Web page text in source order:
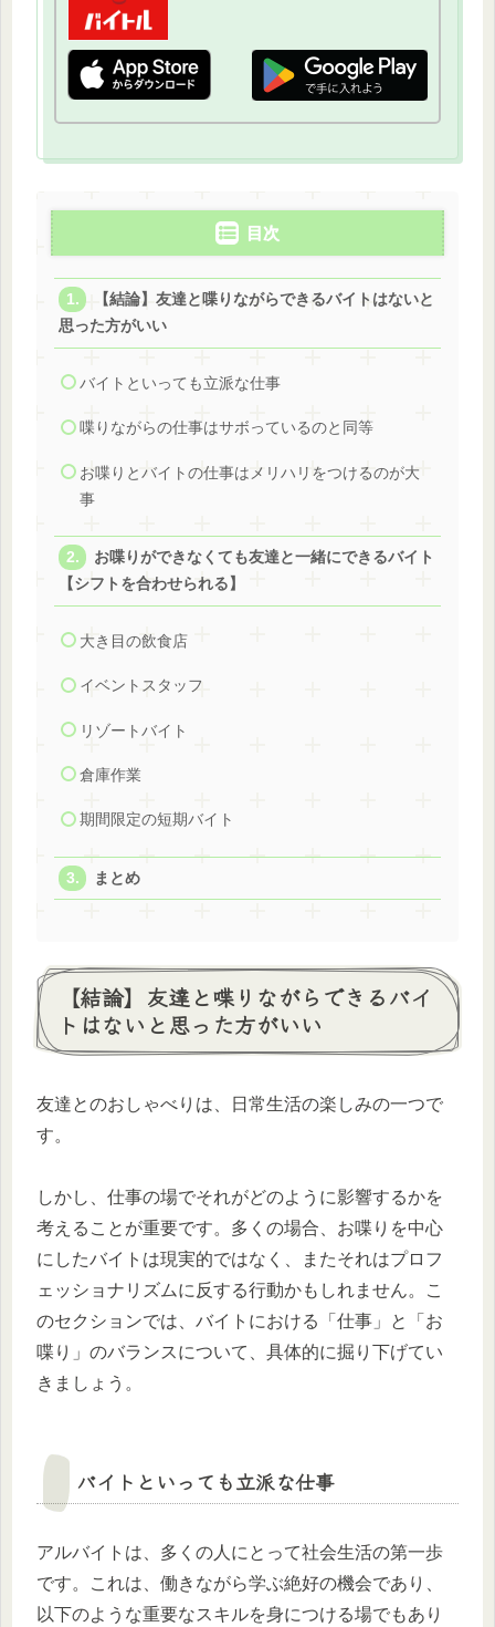
目次
【結論】友達と喋りながらできるバイトはないと
思った方がいい
バイトといっても立派な仕事
喋りながらの仕事はサボっているのと同等
お喋りとバイトの仕事はメリハリをつけるのが大
事
お喋りができなくても友達と一緒にできるバイト
【シフトを合わせられる】
大き目の飲食店
イベントスタッフ
リゾートバイト
倉庫作業
期間限定の短期バイト
まとめ
【結論】友達と喋りながらできるバイ
トはないと思った方がいい
友達とのおしゃべりは、日常生活の楽しみの一つで
す。
しかし、仕事の場でそれがどのように影響するかを
考えることが重要です。多くの場合、お喋りを中心
にしたバイトは現実的ではなく、またそれはプロフ
ェッショナリズムに反する行動かもしれません。こ
のセクションでは、バイトにおける「仕事」と「お
喋り」のバランスについて、具体的に掘り下げてい
きましょう。
バイトといっても立派な仕事
アルバイトは、多くの人にとって社会生活の第一歩
です。これは、働きながら学ぶ絶好の機会であり、
以下のような重要なスキルを身につける場でもあり